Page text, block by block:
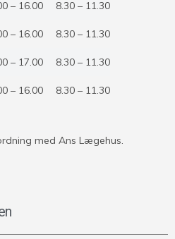
– 16.00 8.30 – 11.30
– 16.00 8.30 – 11.30
– 17.00 8.30 – 11.30
– 16.00 8.30 – 11.30
med Ans Lægehus.